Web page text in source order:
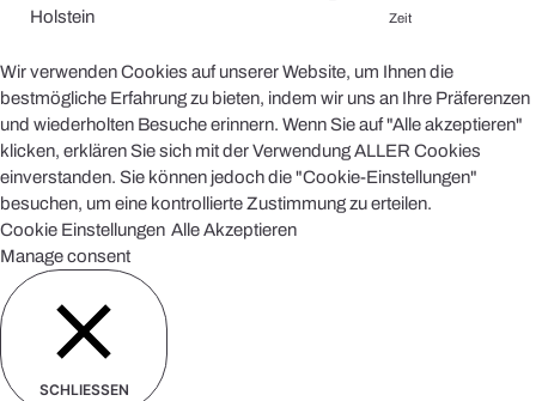
Holstein
Zeit
Wir verwenden Cookies auf unserer Website, um Ihnen die
bestmögliche Erfahrung zu bieten, indem wir uns an Ihre Präferenzen
und wiederholten Besuche erinnern. Wenn Sie auf "Alle akzeptieren"
klicken, erklären Sie sich mit der Verwendung ALLER Cookies
einverstanden. Sie können jedoch die "Cookie-Einstellungen"
besuchen, um eine kontrollierte Zustimmung zu erteilen.
Cookie Einstellungen Alle Akzeptieren
Manage consent
SCHLIESSEN